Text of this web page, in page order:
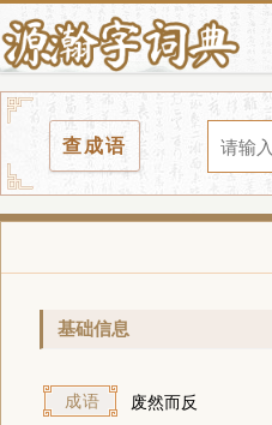
查成语
基础信息
成语 废然而反